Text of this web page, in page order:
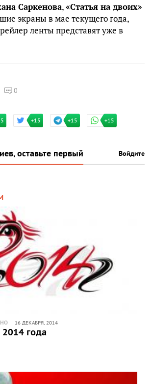
Саркенова,«Статья на двоих»
экраны в мае текущего года,
ленты представят уже в
0
+15 +15 +15
оставьте первый Войдите
16 ДЕКАБРЯ, 2014
года